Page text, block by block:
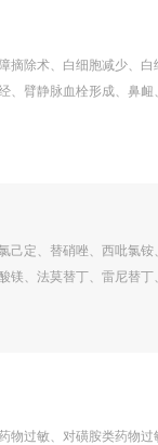
摘除术、白细胞减少、
、臂静脉血栓形成、鼻衄
己定、替硝唑、西吡氯
镁、法莫替丁、雷尼替丁
物过敏、对磺胺类药物